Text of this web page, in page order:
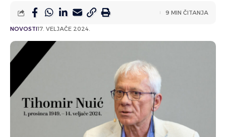
NOVOSTI17. VELJAČE 2024.
9 MIN ČITANJA